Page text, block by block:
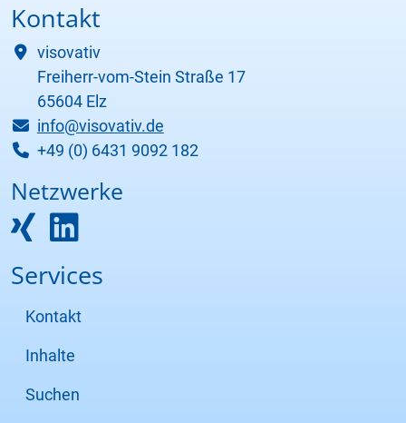
Kontakt
visovativ
Freiherr-vom-Stein Straße 17
65604 Elz
info@visovativ.de
+49 (0) 6431 9092 182
Netzwerke
Services
Kontakt
Inhalte
Suchen